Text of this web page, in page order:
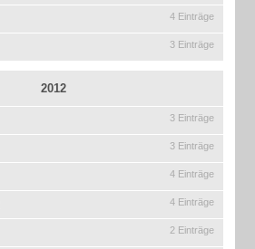
4 Einträge
3 Einträge
2012
3 Einträge
3 Einträge
4 Einträge
4 Einträge
2 Einträge